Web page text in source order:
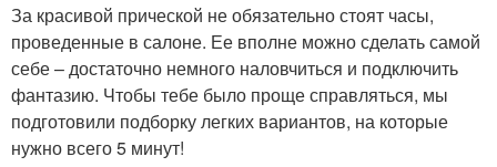
За красивой прической не обязательно стоят часы,
проведенные в салоне. Ее вполне можно сделать самой
себе – достаточно немного наловчиться и подключить
фантазию. Чтобы тебе было проще справляться, мы
подготовили подборку легких вариантов, на которые
нужно всего 5 минут!